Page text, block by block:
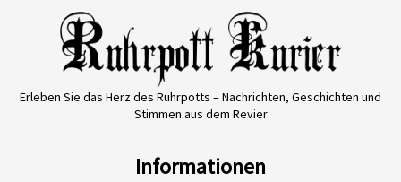
Erleben Sie das Herz des Ruhrpotts – Nachrichten, Geschichten und
Stimmen aus dem Revier
Informationen